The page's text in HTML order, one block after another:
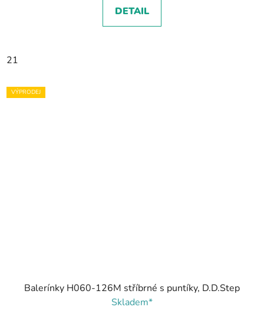
DETAIL
21
VÝPRODEJ
Balerínky H060-126M stříbrné s puntíky, D.D.Step
Skladem*